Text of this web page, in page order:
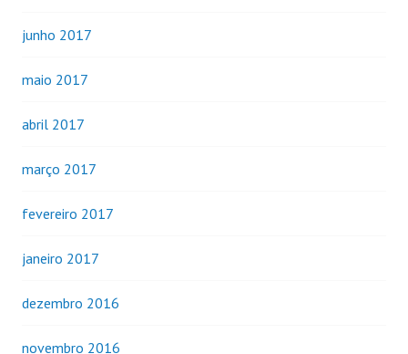
junho 2017
maio 2017
abril 2017
março 2017
fevereiro 2017
janeiro 2017
dezembro 2016
novembro 2016